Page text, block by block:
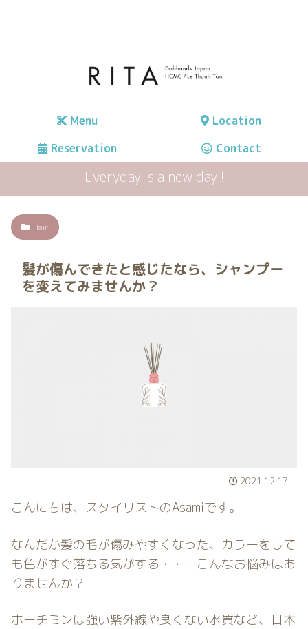
Menu
Location
Reservation
Contact
Everyday is a new day !
Hair
髪が傷んできたと感じたなら、シャンプー
を変えてみませんか？
2021.12.17.
こんにちは、スタイリストのAsamiです。
なんだか髪の毛が傷みやすくなった、カラーをして
も色がすぐ落ちる気がする・・・こんなお悩みはあ
りませんか？
ホーチミンは強い紫外線や良くない水質など、日本